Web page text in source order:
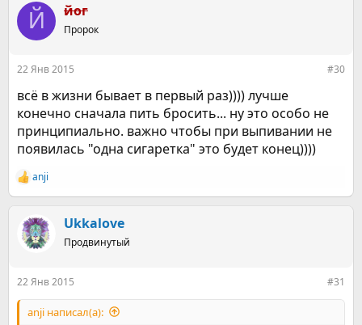
к
ц
и
Й йог
Пророк
22 Янв 2015 #30
всё в жизни бывает в первый раз)))) лучше
конечно сначала пить бросить... ну это особо не
принципиально. важно чтобы при выпивании не
появилась "одна сигаретка" это будет конец))))
Р
е
ц
anji
Ukkalove
Продвинутый
22 Янв 2015 #31
anji написал(а):